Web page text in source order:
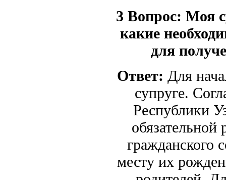
3 Вопрос: Моя
какие
для
Ответ: Для
супруге.
Республики
обязательной
гражданского
месту их